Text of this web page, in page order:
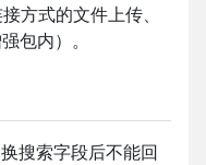
方式的文件上传、
包内）。
搜索字段后不能回